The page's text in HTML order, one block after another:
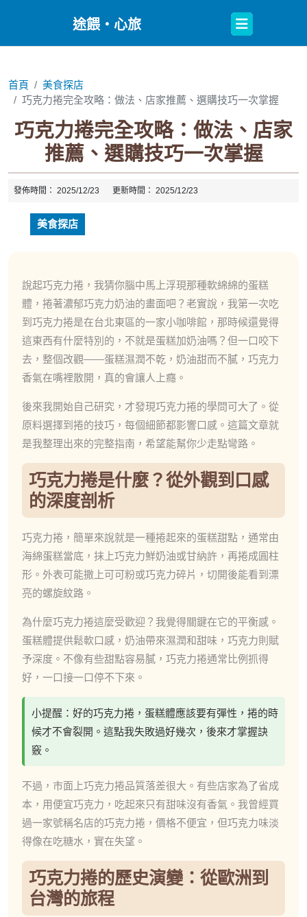
途餵・心旅
Open
Button
首頁
美食探店
巧克力捲完全攻略：做法、店家推薦、選購技巧一次掌握
巧克力捲完全攻略：做法、店家
推薦、選購技巧一次掌握
發佈時間： 2025/12/23 更新時間： 2025/12/23
美食探店
說起巧克力捲，我猜你腦中馬上浮現那種軟綿綿的蛋糕
體，捲著濃郁巧克力奶油的畫面吧？老實說，我第一次吃
到巧克力捲是在台北東區的一家小咖啡館，那時候還覺得
這東西有什麼特別的，不就是蛋糕加奶油嗎？但一口咬下
去，整個改觀——蛋糕濕潤不乾，奶油甜而不膩，巧克力
香氣在嘴裡散開，真的會讓人上癮。
後來我開始自己研究，才發現巧克力捲的學問可大了。從
原料選擇到捲的技巧，每個細節都影響口感。這篇文章就
是我整理出來的完整指南，希望能幫你少走點彎路。
巧克力捲是什麼？從外觀到口感
的深度剖析
巧克力捲，簡單來說就是一種捲起來的蛋糕甜點，通常由
海綿蛋糕當底，抹上巧克力鮮奶油或甘納許，再捲成圓柱
形。外表可能撒上可可粉或巧克力碎片，切開後能看到漂
亮的螺旋紋路。
為什麼巧克力捲這麼受歡迎？我覺得關鍵在它的平衡感。
蛋糕體提供鬆軟口感，奶油帶來濕潤和甜味，巧克力則賦
予深度。不像有些甜點容易膩，巧克力捲通常比例抓得
好，一口接一口停不下來。
小提醒：好的巧克力捲，蛋糕體應該要有彈性，捲的時
候才不會裂開。這點我失敗過好幾次，後來才掌握訣
竅。
不過，市面上巧克力捲品質落差很大。有些店家為了省成
本，用便宜巧克力，吃起來只有甜味沒有香氣。我曾經買
過一家號稱名店的巧克力捲，價格不便宜，但巧克力味淡
得像在吃糖水，實在失望。
巧克力捲的歷史演變：從歐洲到
台灣的旅程